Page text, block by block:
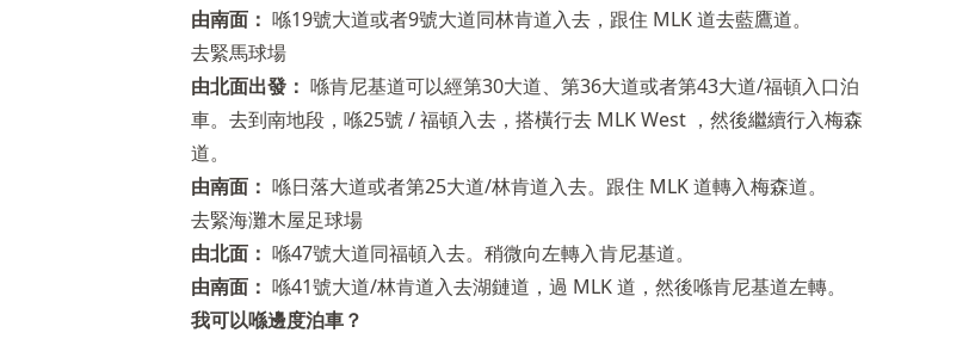
由南面： 喺19號大道或者9號大道同林肯道入去，跟住 MLK 道去藍鷹道。
去緊馬球場
由北面出發： 喺肯尼基道可以經第30大道、第36大道或者第43大道/福頓入口泊
車。去到南地段，喺25號 / 福頓入去，搭橫行去 MLK West ，然後繼續行入梅森
道。
由南面： 喺日落大道或者第25大道/林肯道入去。跟住 MLK 道轉入梅森道。
去緊海灘木屋足球場
由北面： 喺47號大道同福頓入去。稍微向左轉入肯尼基道。
由南面： 喺41號大道/林肯道入去湖鏈道，過 MLK 道，然後喺肯尼基道左轉。
我可以喺邊度泊車？